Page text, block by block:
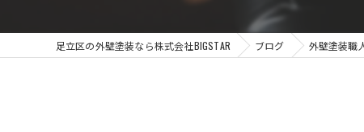
足立区の外壁塗装なら株式会社BIGSTAR ブログ 外壁塗装職